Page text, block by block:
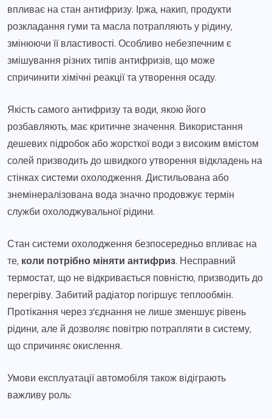
впливає на стан антифризу. Іржа, накип, продукти
розкладання гуми та масла потрапляють у рідину,
змінюючи її властивості. Особливо небезпечним є
змішування різних типів антифризів, що може
спричинити хімічні реакції та утворення осаду.
Якість самого антифризу та води, якою його
розбавляють, має критичне значення. Використання
дешевих підробок або жорсткої води з високим вмістом
солей призводить до швидкого утворення відкладень на
стінках системи охолодження. Дистильована або
знемінералізована вода значно продовжує термін
служби охолоджувальної рідини.
Стан системи охолодження безпосередньо впливає на
те, коли потрібно міняти антифриз. Несправний
термостат, що не відкривається повністю, призводить до
перегріву. Забитий радіатор погіршує теплообмін.
Протікання через з’єднання не лише зменшує рівень
рідини, але й дозволяє повітрю потрапляти в систему,
що спричиняє окислення.
Умови експлуатації автомобіля також відіграють
важливу роль: